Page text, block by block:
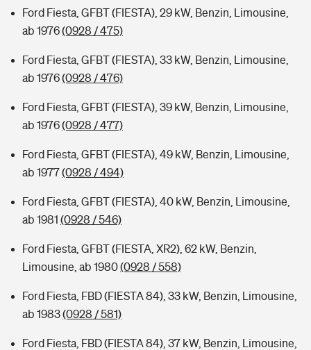
Wer versichert was: Jetzt Versicherer finden
Sie haben Fragen?
Musikinstrumentenversicherung
Zur Übersicht
Tools
Kinderunfall-Check: Mehr Sicherheit für deine Kids
Typklassen: So ist Ihr Auto eingestuft
Rentenrechner: Wie viel Geld bekomme ich im Alter?
Ford Fiesta, GFBT (FIESTA), 29 kW, Benzin, Limousine,
ab 1976(0928 / 475)
Ford Fiesta, GFBT (FIESTA), 33 kW, Benzin, Limousine,
ab 1976(0928 / 476)
Ford Fiesta, GFBT (FIESTA), 39 kW, Benzin, Limousine,
ab 1976(0928 / 477)
Ford Fiesta, GFBT (FIESTA), 49 kW, Benzin, Limousine,
ab 1977(0928 / 494)
Ford Fiesta, GFBT (FIESTA), 40 kW, Benzin, Limousine,
ab 1981 (0928 / 546)
Ford Fiesta, GFBT (FIESTA, XR2), 62 kW, Benzin,
Limousine, ab 1980(0928 / 558)
Ford Fiesta, FBD (FIESTA 84), 33 kW, Benzin, Limousine,
ab 1983(0928 / 581)
Ford Fiesta, FBD (FIESTA 84), 37 kW, Benzin, Limousine,